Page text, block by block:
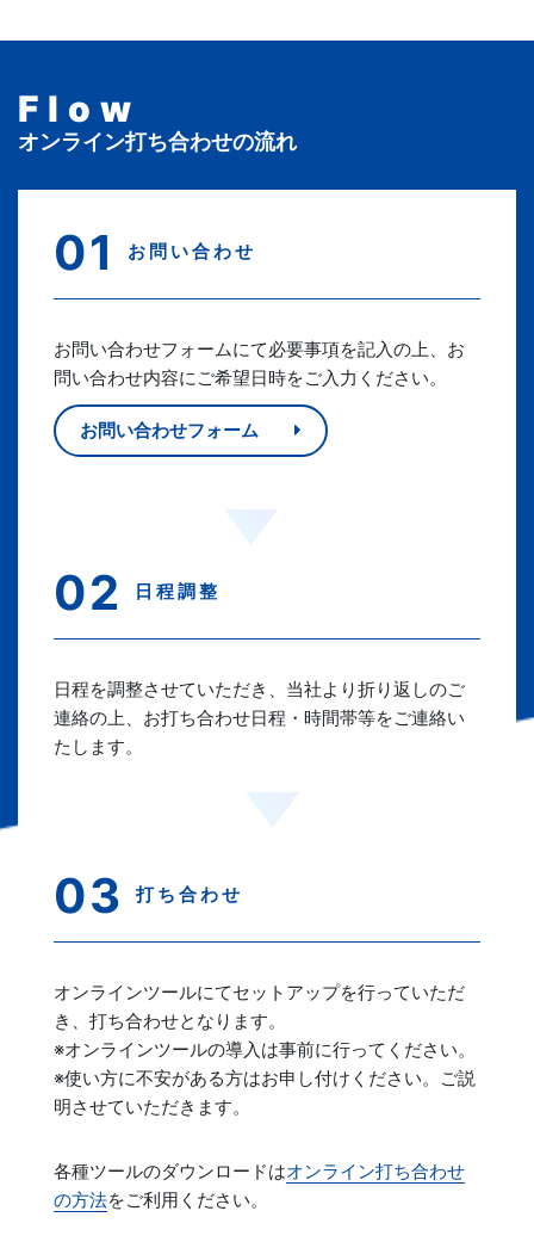
Flow
オンライン打ち合わせの流れ
お問い合わせ
お問い合わせフォームにて必要事項を記入の上、お
問い合わせ内容にご希望日時をご入力ください。
お問い合わせフォーム
日程調整
日程を調整させていただき、当社より折り返しのご
連絡の上、お打ち合わせ日程・時間帯等をご連絡い
たします。
打ち合わせ
オンラインツールにてセットアップを行っていただ
き、打ち合わせとなります。
※オンラインツールの導入は事前に行ってください。
※使い方に不安がある方はお申し付けください。ご説
明させていただきます。
各種ツールのダウンロードはオンライン打ち合わせ
の方法をご利用ください。